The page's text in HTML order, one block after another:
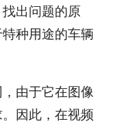
出问题的原
种用途的车辆
由于它在图像
因此，在视频